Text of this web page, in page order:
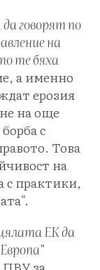
говорят по
на
те бяха
а именно
ерозия
на още
с
Това
на
с практики,
ЕК да